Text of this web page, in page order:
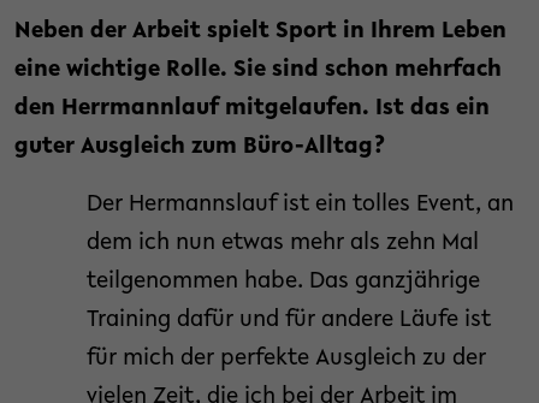
Neben der Arbeit spielt Sport in Ihrem Leben
eine wichtige Rolle. Sie sind schon mehrfach
den Herrmannlauf mitgelaufen. Ist das ein
guter Ausgleich zum Büro-Alltag?
Der Hermannslauf ist ein tolles Event, an
dem ich nun etwas mehr als zehn Mal
teilgenommen habe. Das ganzjährige
Training dafür und für andere Läufe ist
für mich der perfekte Ausgleich zu der
vielen Zeit, die ich bei der Arbeit im